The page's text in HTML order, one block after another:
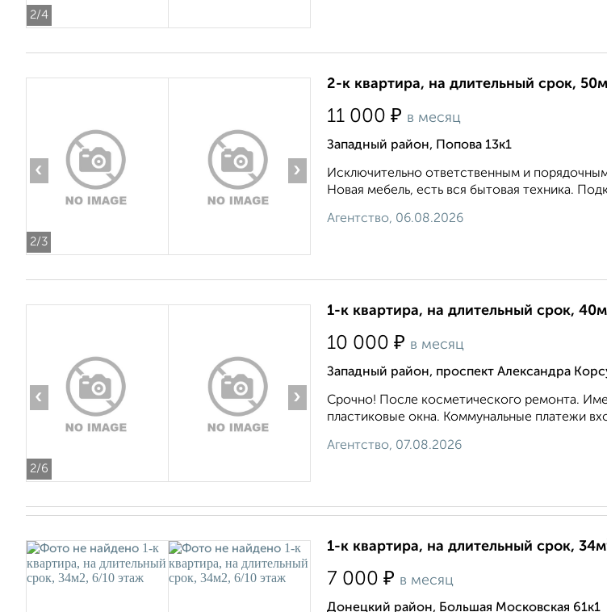
2/4
2/3
‹ ›
2-к квартира, на длительный срок,
11 000 ₽ в месяц
Западный район, Попова 13к1
Исключительно ответственным и
Новая мебель, есть вся бытовая техника.
Агентство, 06.08.2026
2/6
‹ ›
1-к квартира, на длительный срок,
10 000 ₽ в месяц
Западный район, проспект Александра
Срочно! После косметического ремонта.
пластиковые окна. Коммунальные платежи
Агентство, 07.08.2026
1-к квартира, на длительный срок,
7 000 ₽ в месяц
Донецкий район, Большая Московская 61к1